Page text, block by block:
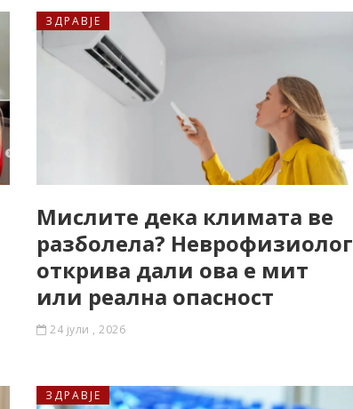
ЗДРАВЈЕ
Мислите дека климата ве
разболела? Неврофизиолог
открива дали ова е мит
или реална опасност
24 јули , 2026
ЗДРАВЈЕ